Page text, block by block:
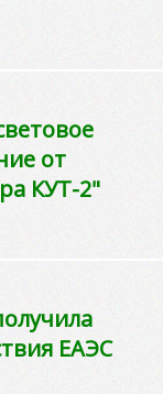
от
КУТ-2"
ЕАЭС